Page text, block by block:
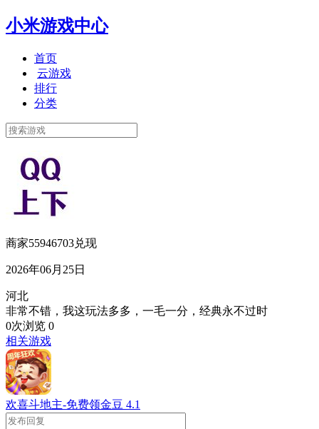
小米游戏中心
首页
云游戏
排行
分类
蔏家55946703兑现
2026年06月25日
河北
非常不错，我这玩法多多，一毛一分，经典永不过时
0次浏览 0
相关游戏
欢喜斗地主-免费领金豆 4.1